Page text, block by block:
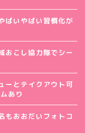
ばいやばい習慣化が
おこし協力隊でシー
ーとテイクアウト可
あり
もおおだいフォトコ